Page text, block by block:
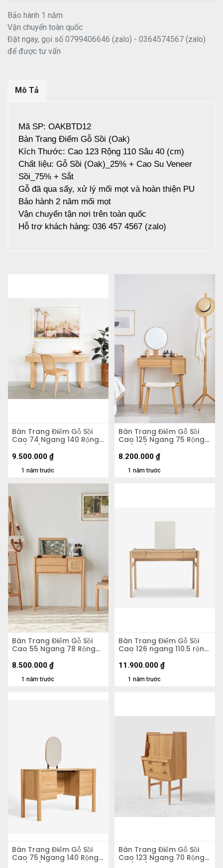
Bảo hành 1 năm
Vận chuyển toàn quốc
Đặt ngay, gọi số 0799406646 (zalo) - 0364574567 (zalo)
để được tư vấn
Mô Tả
Mã SP: OAKBTD12
Bàn Trang Điểm Gỗ Sồi (Oak)
Kích Thước: Cao 123 Rộng 110 Sâu 40 (cm)
Chất liệu: Gỗ Sồi (Oak)_25% + Cao Su Veneer
Sồi_75% + Sắt
Gỗ đã qua sấy, xử lý mối mọt và hoàn thiện PU
Bảo hành 2 năm mối mọt
Vận chuyển tận nơi trên toàn quốc
Hỗ trợ khách hàng: 036 457 4567 (zalo)
Bàn Trang Điểm Gỗ Sồi
Cao 74 Ngang 140 Rộng
60 (cm)
1 năm trước
9.500.000 ₫
Bàn Trang Điểm Gỗ Sồi
Cao 125 Ngang 75 Rộng
38 (cm)
1 năm trước
8.200.000 ₫
Bàn Trang Điểm Gỗ Sồi
Cao 55 Ngang 78 Rộng
45 (cm)
1 năm trước
8.500.000 ₫
Bàn Trang Điểm Gỗ Sồi
Cao 126 ngang 110.5 rộng
59 (cm)
1 năm trước
11.900.000 ₫
Bàn Trang Điểm Gỗ Sồi
Cao 75 Ngang 140 Rộng
44 (cm)
Bàn Trang Điểm Gỗ Sồi
Cao 123 Ngang 70 Rộng
48 (cm)